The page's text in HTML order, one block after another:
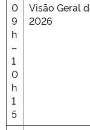
0
9
h
–
1
0
h
1
5
Visão Geral
2026